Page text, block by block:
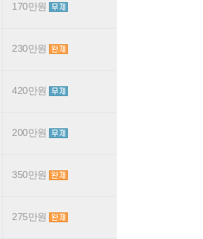
170만원
230만원
420만원
200만원
350만원
275만원